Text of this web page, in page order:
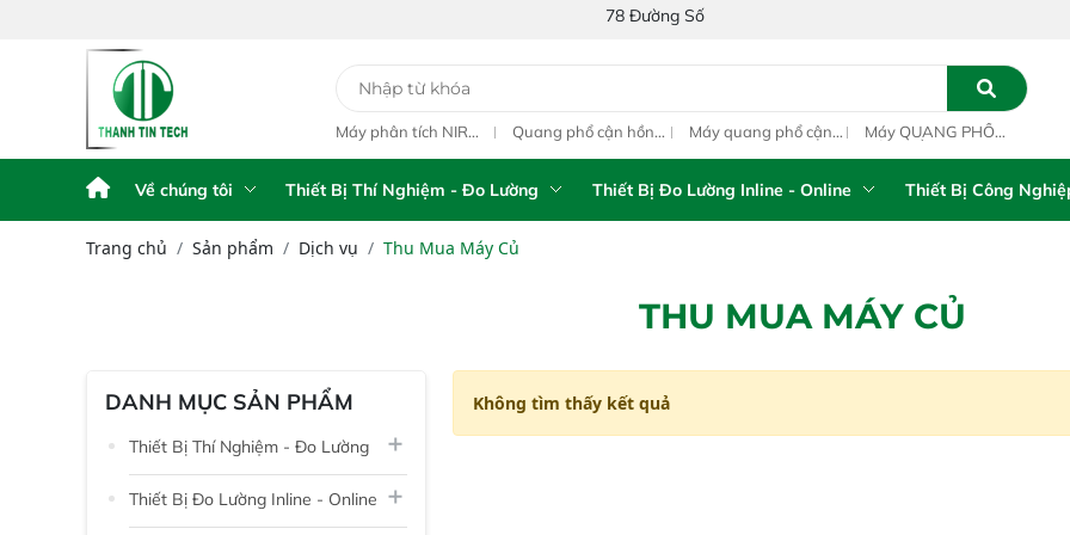
78 Đường Số 1A, Khu Phố 4, Phường Bình Tân, Thành phố Hồ
Phân Tích Điện
Máy Phân Tích Điện
Máy phân tích NIR
Quang phổ cận hồng
Máy quang phổ cận
NIR Analyzer
Máy QUANG PHỔ
Vista-R
Về chúng tôi Thiết Bị Thí Nghiệm - Đo Lường Thiết Bị Đo Lường Inline - Online Thiết Bị Công
Trang chủ Sản phẩm Dịch vụ Thu Mua Máy Củ
THU MUA MÁY CỦ
DANH MỤC SẢN PHẨM
Thiết Bị Thí Nghiệm - Đo Lường
Thiết Bị Đo Lường Inline - Online
Không tìm thấy kết quả